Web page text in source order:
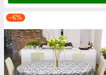
–6%